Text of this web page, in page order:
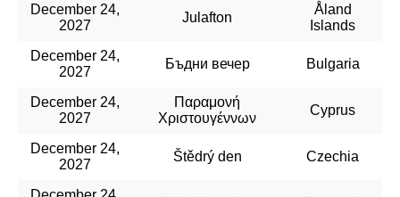
December 24,
2027
Julafton
Åland
Islands
December 24,
2027
Бъдни вечер Bulgaria
December 24,
2027
Παραμονή
Χριστουγέννων
Cyprus
December 24,
2027
Štědrý den Czechia